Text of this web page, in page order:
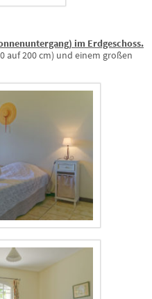
im Erdgeschoss.
auf 200 cm) und einem großen